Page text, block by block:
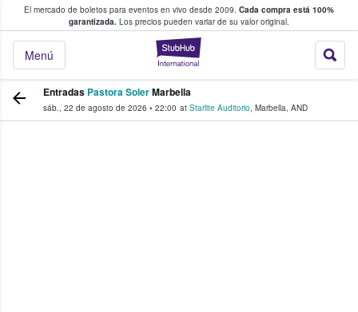
El mercado de boletos para eventos en vivo desde 2009. Cada compra está 100%
garantizada. Los precios pueden variar de su valor original.
StubHub: donde
Menú
fans compran y venden boletos
Entradas Pastora SolerMarbella
sáb., 22 de agosto de 2026 • 22:00 at Starlite Auditorio, Marbella, AND